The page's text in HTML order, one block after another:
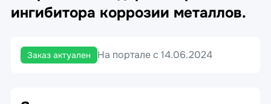
ингибитора коррозии металлов.
Заказ актуален На портале с 14.06.2024